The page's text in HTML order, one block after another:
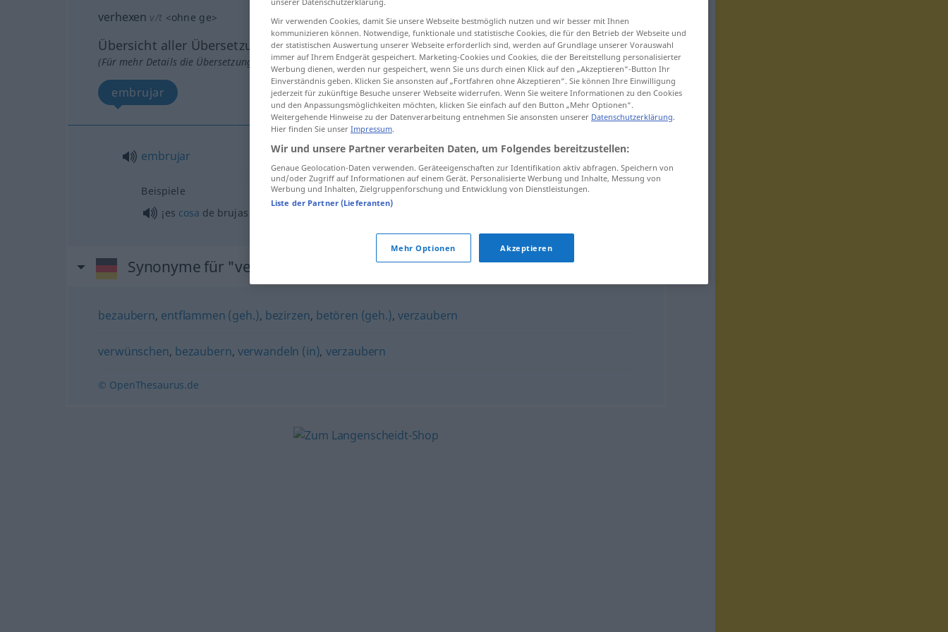
verhexen v/t <ohne ge>
Übersicht aller Übersetzungen
(Für mehr Details die Übersetzung anklicken/antippen)
embrujar
embrujar verhexen
Beispiele
¡es cosa de brujas!
Synonyme für "verhexen"
bezaubern, entflammen (geh.), bezirzen, betören (geh.), verzaubern
verwünschen, bezaubern, verwandeln (in), verzaubern
© OpenThesaurus.de
Wir verwenden Cookies, damit Sie unsere Webseite bestmöglich nutzen und wir besser mit Ihnen
kommunizieren können. Notwendige, funktionale und statistische Cookies, die für den Betrieb der Webseite und
der statistischen Auswertung unserer Webseite erforderlich sind, werden auf Grundlage unserer Vorauswahl
immer auf Ihrem Endgerät gespeichert. Marketing-Cookies und Cookies, die der Bereitstellung personalisierter
Werbung dienen, werden nur gespeichert, wenn Sie uns durch einen Klick auf den „Akzeptieren“-Button Ihr
Einverständnis geben. Klicken Sie ansonsten auf „Fortfahren ohne Akzeptieren“. Sie können Ihre Einwilligung
jederzeit für zukünftige Besuche unserer Webseite widerrufen. Wenn Sie weitere Informationen zu den Cookies
und den Anpassungsmöglichkeiten möchten, klicken Sie einfach auf den Button „Mehr Optionen“.
Weitergehende Hinweise zu der Datenverarbeitung entnehmen Sie ansonsten unserer Datenschutzerklärung.
Hier finden Sie unser Impressum.
Wir und unsere Partner verarbeiten Daten, um Folgendes bereitzustellen:
Genaue Geolocation-Daten verwenden. Geräteeigenschaften zur Identifikation aktiv abfragen. Speichern von
und/oder Zugriff auf Informationen auf einem Gerät. Personalisierte Werbung und Inhalte, Messung von
Werbung und Inhalten, Zielgruppenforschung und Entwicklung von Dienstleistungen.
Liste der Partner (Lieferanten)
Mehr Optionen Akzeptieren